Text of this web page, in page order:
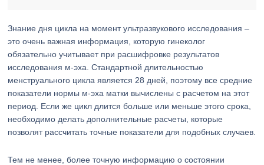
Знание дня цикла на момент ультразвукового исследования –
это очень важная информация, которую гинеколог
обязательно учитывает при расшифровке результатов
исследования м-эха. Стандартной длительностью
менструального цикла является 28 дней, поэтому все средние
показатели нормы м-эха матки вычислены с расчетом на этот
период. Если же цикл длится больше или меньше этого срока,
необходимо делать дополнительные расчеты, которые
позволят рассчитать точные показатели для подобных случаев.
Тем не менее, более точную информацию о состоянии